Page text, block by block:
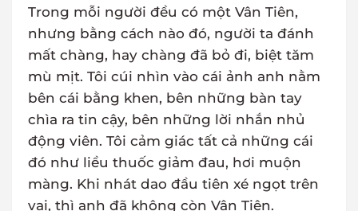
Trong mỗi người đều có một Vân Tiên,
nhưng bằng cách nào đó, người ta đánh
mất chàng, hay chàng đã bỏ đi, biệt tăm
mù mịt. Tôi cúi nhìn vào cái ảnh anh nằm
bên cái bằng khen, bên những bàn tay
chìa ra tin cậy, bên những lời nhắn nhủ
động viên. Tôi cảm giác tất cả những cái
đó như liều thuốc giảm đau, hơi muộn
màng. Khi nhát dao đầu tiên xé ngọt trên
vai, thì anh đã không còn Vân Tiên.